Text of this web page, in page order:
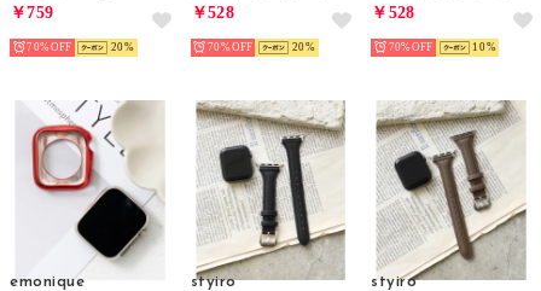
￥759
70% 20
￥528
70% 20
￥528
70% 10
emonique styiro styiro